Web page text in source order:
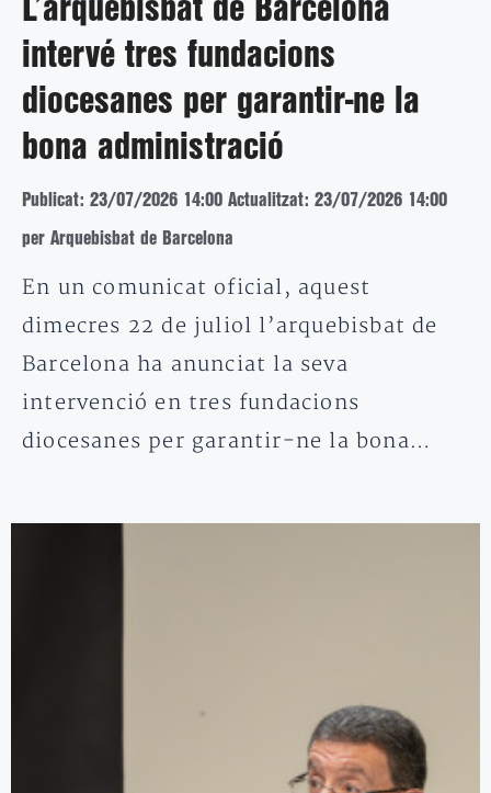
L’arquebisbat de Barcelona
intervé tres fundacions
diocesanes per garantir-ne la
bona administració
Publicat: 23/07/2026 14:00 Actualitzat: 23/07/2026 14:00
per Arquebisbat de Barcelona
En un comunicat oficial, aquest
dimecres 22 de juliol l’arquebisbat de
Barcelona ha anunciat la seva
intervenció en tres fundacions
diocesanes per garantir-ne la bona…